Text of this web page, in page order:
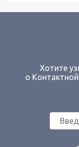
Хотите
о